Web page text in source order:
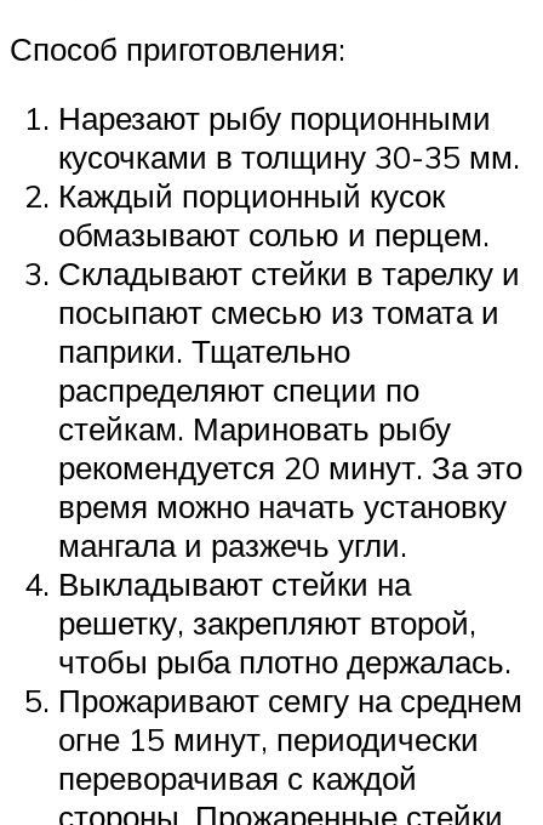
Способ приготовления:
Нарезают рыбу порционными
кусочками в толщину 30-35 мм.
Каждый порционный кусок
обмазывают солью и перцем.
Складывают стейки в тарелку и
посыпают смесью из томата и
паприки. Тщательно
распределяют специи по
стейкам. Мариновать рыбу
рекомендуется 20 минут. За это
время можно начать установку
мангала и разжечь угли.
Выкладывают стейки на
решетку, закрепляют второй,
чтобы рыба плотно держалась.
Прожаривают семгу на среднем
огне 15 минут, периодически
переворачивая с каждой
стороны. Прожаренные стейки